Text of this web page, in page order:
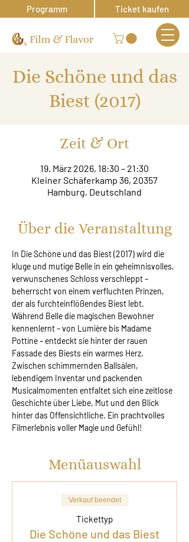
Programm Ticket kaufen
Die Schöne und das
Biest (2017)
Zeit & Ort
19. März 2026, 18:30 – 21:30
Kleiner Schäferkamp 36, 20357
Hamburg, Deutschland
Über die Veranstaltung
In Die Schöne und das Biest (2017) wird die
kluge und mutige Belle in ein geheimnisvolles,
verwunschenes Schloss verschleppt –
beherrscht von einem verfluchten Prinzen,
der als furchteinflößendes Biest lebt.
Während Belle die magischen Bewohner
kennenlernt – von Lumière bis Madame
Pottine – entdeckt sie hinter der rauen
Fassade des Biests ein warmes Herz.
Zwischen schimmernden Ballsälen,
lebendigem Inventar und packenden
Musicalmomenten entfaltet sich eine zeitlose
Geschichte über Liebe, Mut und den Blick
hinter das Offensichtliche. Ein prachtvolles
Filmerlebnis voller Magie und Gefühl!
Menüauswahl
Verkauf beendet
Tickettyp
Die Schöne und das Biest